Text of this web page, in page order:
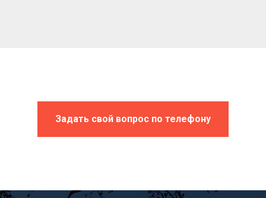
Задать свой вопрос по телефону